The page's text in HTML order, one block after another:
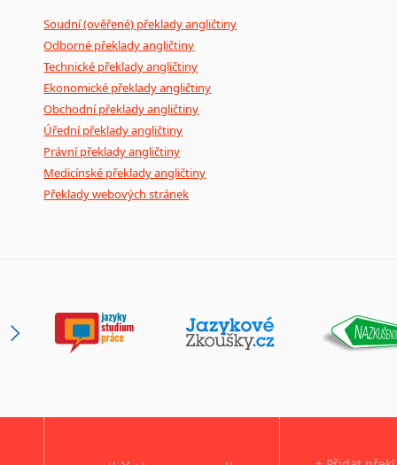
Soudní (ověřené) překlady angličtiny
Odborné překlady angličtiny
Technické překlady angličtiny
Ekonomické překlady angličtiny
Obchodní překlady angličtiny
Úřední překlady angličtiny
Právní překlady angličtiny
Medicínské překlady angličtiny
Překlady webových stránek